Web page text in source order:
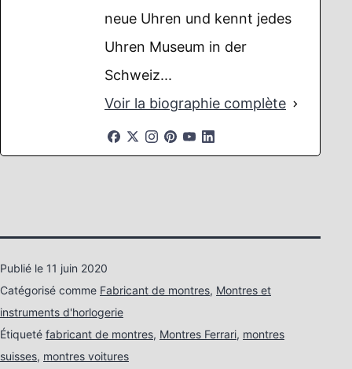
neue Uhren und kennt jedes
Uhren Museum in der
Schweiz...
Voir la biographie complète
Publié le 11 juin 2020
Catégorisé comme Fabricant de montres, Montres et
instruments d'horlogerie
Étiqueté fabricant de montres, Montres Ferrari, montres
suisses, montres voitures